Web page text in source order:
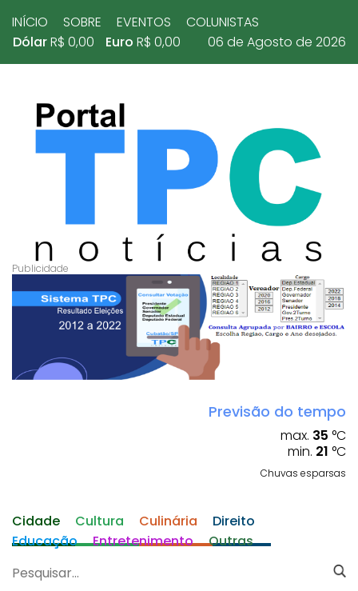
INÍCIO SOBRE EVENTOS
COLUNISTAS
DólarR$ 0,00 Euro R$ 0,00 06 de Agosto de 2026
Previsão do tempo
max. 35 °C
min. 21 °C
Chuvas esparsas
Cidade Cultura Culinária
Direito
Educação
Entretenimento Outras